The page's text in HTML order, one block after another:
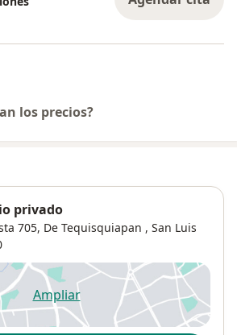
los precios?
privado
705, De Tequisquiapan , San Luis
Ampliarse abre en una nueva